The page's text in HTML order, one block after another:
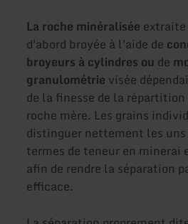
La roche minéralisée
d'abord broyée à l'aide de
broyeurs à cylindres ou de
granulométrie visée
de la finesse de la
roche mère. Les grains
distinguer nettement les uns
termes de teneur en minerai
afin de rendre la séparation
efficace.